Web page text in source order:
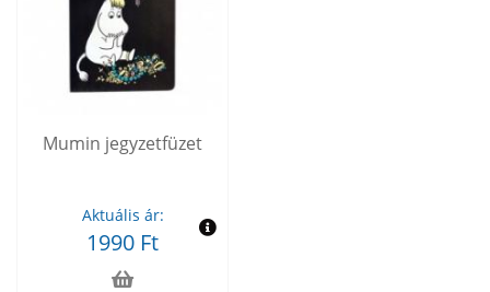
Mumin jegyzetfüzet
Aktuális ár:
1990 Ft